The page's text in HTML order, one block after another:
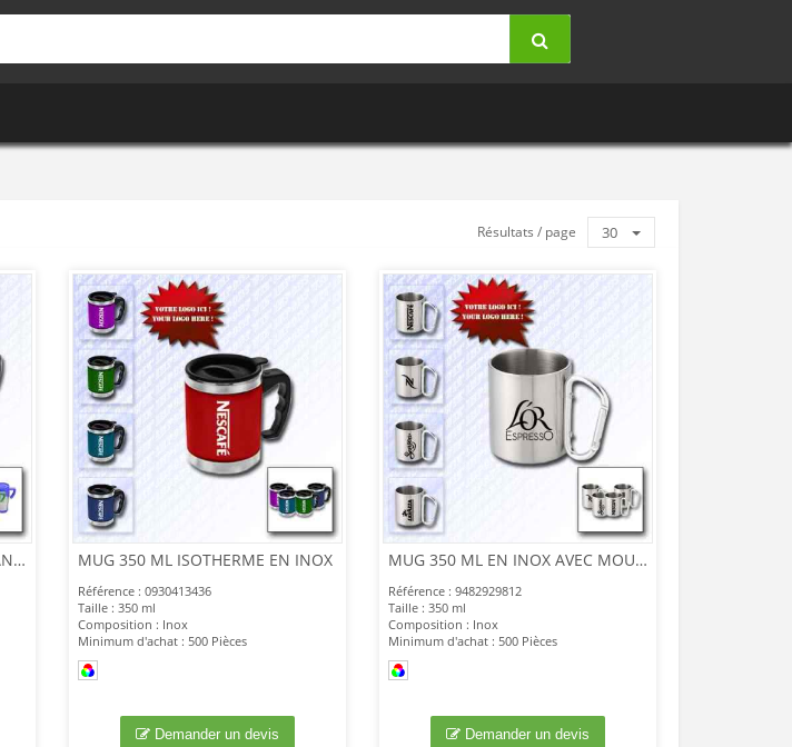
Résultats / page 30
MUG 450 ML EN INOX AVEC MANCHE MUG 350 ML ISOTHERME EN INOX
Référence : 0930413436
Taille : 350 ml
Composition : Inox
Minimum d'achat : 500 Pièces
Demander un devis
MUG 350 ML EN INOX AVEC MOUSQUETON
Référence : 9482929812
Taille : 350 ml
Composition : Inox
Minimum d'achat : 500 Pièces
Demander un devis